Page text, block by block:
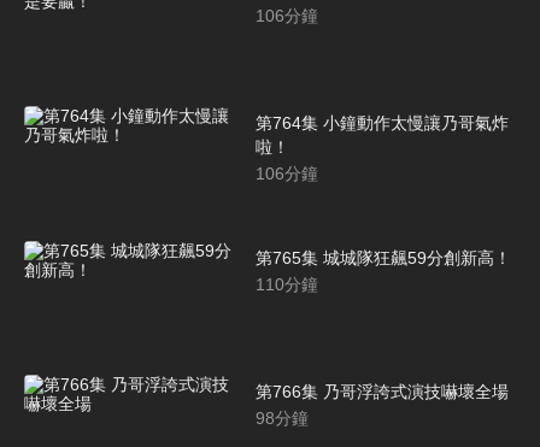
106分鐘
第764集 小鐘動作太慢讓乃哥氣炸
啦！
106分鐘
第765集 城城隊狂飆59分創新高！
110分鐘
第766集 乃哥浮誇式演技嚇壞全場
98分鐘